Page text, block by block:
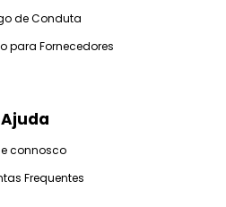
de Conduta
para Fornecedores
Ajuda
connosco
Frequentes